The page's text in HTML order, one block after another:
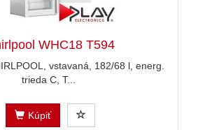
WHC18 T594
vstavaná, 182/68 l, energ.
trieda C, T...
Kúpiť